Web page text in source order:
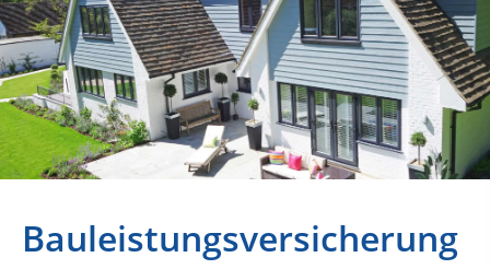
Bauleistungsversicherung